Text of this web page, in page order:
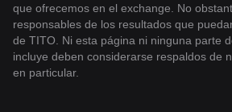
que ofrecemos en el exchange. No
responsables de los resultados que
de TITO. Ni esta página ni ninguna parte
incluye deben considerarse respaldos de
en particular.